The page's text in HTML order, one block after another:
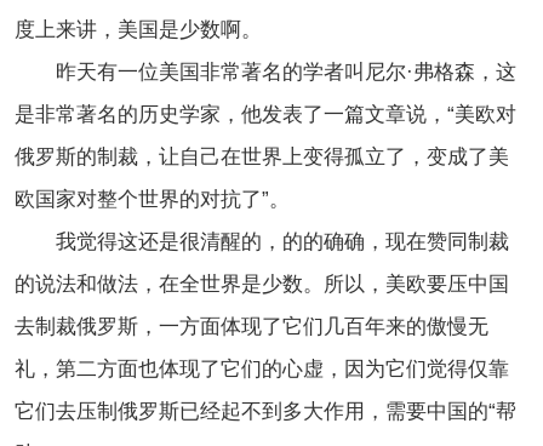
度上来讲，美国是少数啊。
昨天有一位美国非常著名的学者叫尼尔·弗格森，这
是非常著名的历史学家，他发表了一篇文章说，“美欧对
俄罗斯的制裁，让自己在世界上变得孤立了，变成了美
欧国家对整个世界的对抗了”。
我觉得这还是很清醒的，的的确确， 现在赞同制裁
的说法和做法，在全世界是少数。所以，美欧要压中国
去制裁俄罗斯，一方面体现了它们几百年来的傲慢无
礼，第二方面也体现了它们的心虚，因为它们觉得仅靠
它们去压制俄罗斯已经起不到多大作用，需要中国的“帮